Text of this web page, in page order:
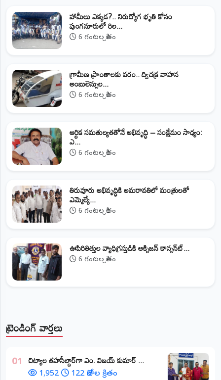
ట్రెండింగ్ వార్తలు
01 ​చిట్యాల తహసీల్దార్‌గా ఎం. విజయ్ కుమార్ ...
1,952 122 రోజుల క్రితం
హామీలు ఎక్కడ?.. నిరుద్యోగ భృతి కోసం
పుంగనూరులో రిల...
6 గంటల క్రితం
గ్రామీణ ప్రాంతాలకు వరం.. ద్విచక్ర వాహన
అంబులెన్సుల...
6 గంటల క్రితం
ఆర్థిక సమతుల్యతతోనే అభివృద్ధి – సంక్షేమం సాధ్యం:
ఎ...
6 గంటల క్రితం
తిరువూరు అభివృద్ధికి అమరావతిలో మంత్రులతో
ఎమ్మెల్యే...
6 గంటల క్రితం
ఊపిరితిత్తుల వ్యాధిగ్రస్తుడికి ఆక్సిజన్ కాన్సన్‌ట్...
6 గంటల క్రితం